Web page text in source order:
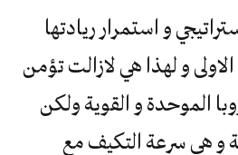
و استمرار ريادتها
و لهذا هي لازالت تؤمن
الموحدة و القوية ولكن
و هي سرعة التكيف مع